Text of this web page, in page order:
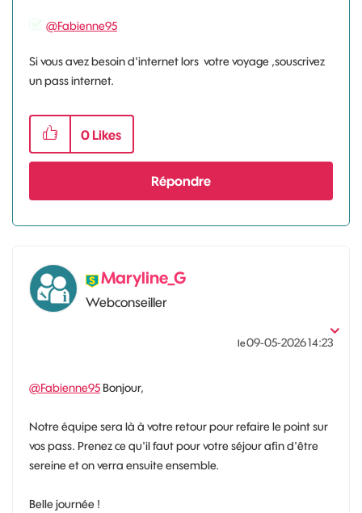
@Fabienne95
Si vous avez besoin d'internet lors votre voyage ,souscrivez
un pass internet.
0 Likes
Répondre
Maryline_G
Webconseiller
le‎09-05-202614:23
@Fabienne95 Bonjour,
Notre équipe sera là à votre retour pour refaire le point sur
vos pass. Prenez ce qu'il faut pour votre séjour afin d'être
sereine et on verra ensuite ensemble.
Belle journée !